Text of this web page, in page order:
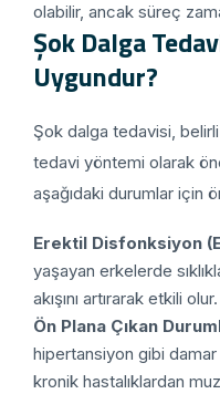
olabilir, ancak süreç
Şok Dalga
Uygundur?
Şok dalga tedavisi,
tedavi yöntemi olarak
aşağıdaki durumlar için
Erektil Disfonksiyon
yaşayan erkelerde
akışını artırarak etkili olur.
Ön Plana Çıkan
hipertansiyon gibi damar
kronik hastalıklardan